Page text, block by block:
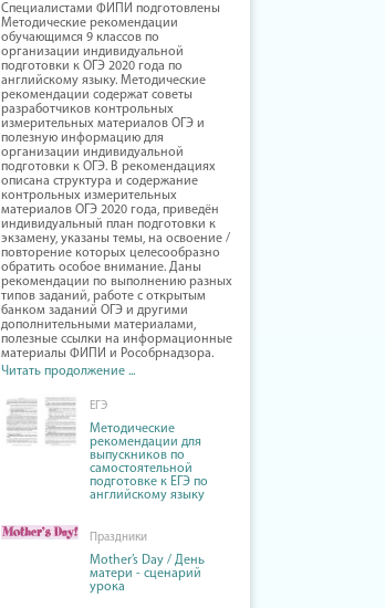
Специалистами ФИПИ подготовлены
Методические рекомендации
обучающимся 9 классов по
организации индивидуальной
подготовки к ОГЭ 2020 года по
английскому языку. Методические
рекомендации содержат советы
разработчиков контрольных
измерительных материалов ОГЭ и
полезную информацию для
организации индивидуальной
подготовки к ОГЭ. В рекомендациях
описана структура и содержание
контрольных измерительных
материалов ОГЭ 2020 года, приведён
индивидуальный план подготовки к
экзамену, указаны темы, на освоение /
повторение которых целесообразно
обратить особое внимание. Даны
рекомендации по выполнению разных
типов заданий, работе с открытым
банком заданий ОГЭ и другими
дополнительными материалами,
полезные ссылки на информационные
материалы ФИПИ и Рособрнадзора.
Читать продолжение ...
ЕГЭ
Методические
рекомендации для
выпускников по
самостоятельной
подготовке к ЕГЭ по
английскому языку
Праздники
Mother’s Day / День
матери - сценарий
урока